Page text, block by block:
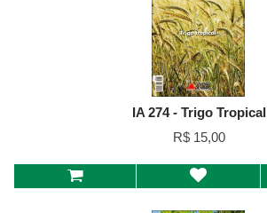
IA 274 - Trigo Tropical
R$ 15,00